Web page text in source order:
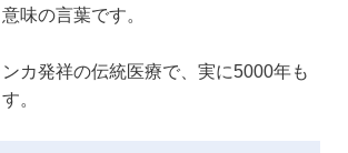
味の言葉です。
カ発祥の伝統医療で、実に5000年も
。